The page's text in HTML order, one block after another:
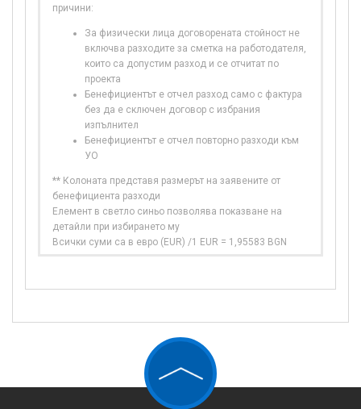
причини:
За физически лица договорената стойност не
включва разходите за сметка на работодателя,
които са допустим разход и се отчитат по
проекта
Бенефициентът е отчел разход само с фактура
без да е сключен договор с избрания
изпълнител
Бенефициентът е отчел повторно разходи към
УО
** Колоната представя размерът на заявените от
бенефициента разходи
Елемент в светло синьо позволява показване на
детайли при избирането му
Всички суми са в евро (EUR) /1 EUR = 1,95583 BGN